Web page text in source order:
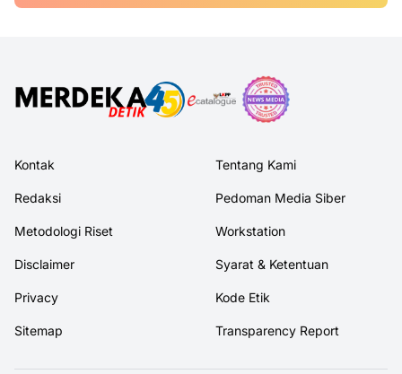
Kontak Tentang Kami
Redaksi Pedoman Media Siber
Metodologi Riset Workstation
Disclaimer Syarat & Ketentuan
Privacy Kode Etik
Sitemap Transparency Report